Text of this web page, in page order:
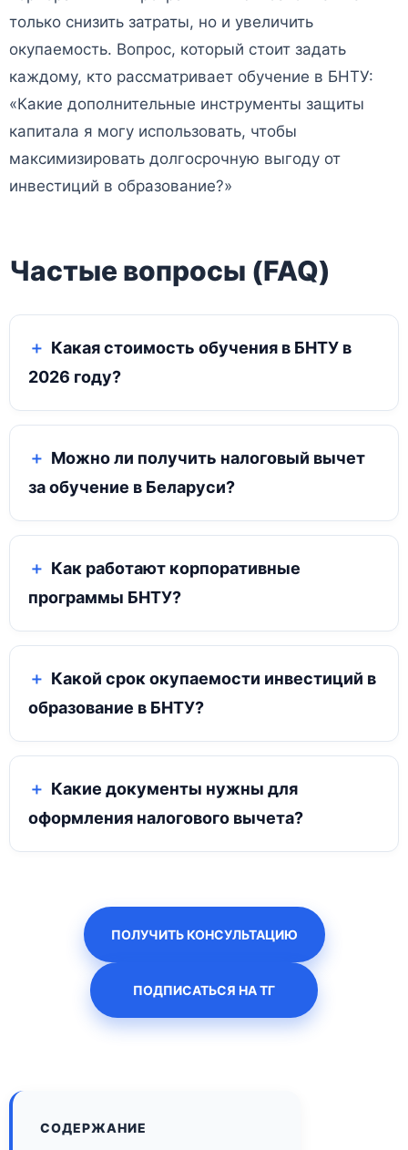
только снизить затраты, но и увеличить
окупаемость. Вопрос, который стоит задать
каждому, кто рассматривает обучение в БНТУ:
«Какие дополнительные инструменты защиты
капитала я могу использовать, чтобы
максимизировать долгосрочную выгоду от
инвестиций в образование?»
Частые вопросы (FAQ)
Какая стоимость обучения в БНТУ в
2026 году?
Можно ли получить налоговый вычет
за обучение в Беларуси?
Как работают корпоративные
программы БНТУ?
Какой срок окупаемости инвестиций в
образование в БНТУ?
Какие документы нужны для
оформления налогового вычета?
ПОЛУЧИТЬ КОНСУЛЬТАЦИЮ
ПОДПИСАТЬСЯ НА ТГ
СОДЕРЖАНИЕ